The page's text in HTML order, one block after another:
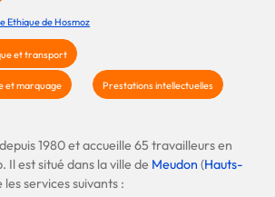
Ethique de Hosmoz
et transport
et marquage Prestations intellectuelles
1980 et accueille 65 travailleurs en
Il est situé dans la ville de Meudon (Hauts-
services suivants :